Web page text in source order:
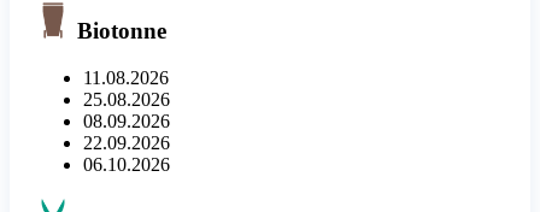
Biotonne
11.08.2026
25.08.2026
08.09.2026
22.09.2026
06.10.2026